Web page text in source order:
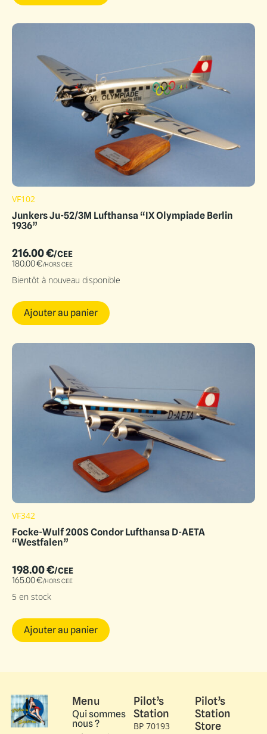
VF102
Junkers Ju-52/3M Lufthansa “IX Olympiade Berlin
1936”
216.00€/CEE
180.00€/HORS CEE
Bientôt à nouveau disponible
Ajouter au panier
VF342
Focke-Wulf 200S Condor Lufthansa D-AETA
“Westfalen”
198.00€/CEE
165.00€/HORS CEE
5 en stock
Ajouter au panier
Menu
Qui sommes
nous ?
Pilot’s
Station
BP 70193
Pilot’s
Station
Store